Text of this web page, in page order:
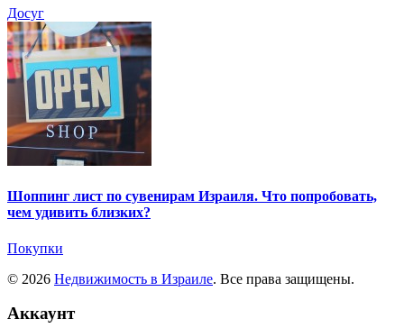
Досуг
Шоппинг лист по сувенирам Израиля. Что попробовать,
чем удивить близких?
Покупки
© 2026 Недвижимость в Израиле. Все права защищены.
Аккаунт